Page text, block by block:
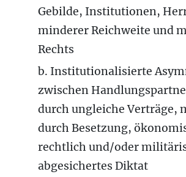
Gebilde, Institutionen,
minderer Reichweite und
Rechts
b. Institutionalisierte
zwischen
durch ungleiche Verträge,
durch Besetzung,
rechtlich und/oder
abgesichertes Diktat